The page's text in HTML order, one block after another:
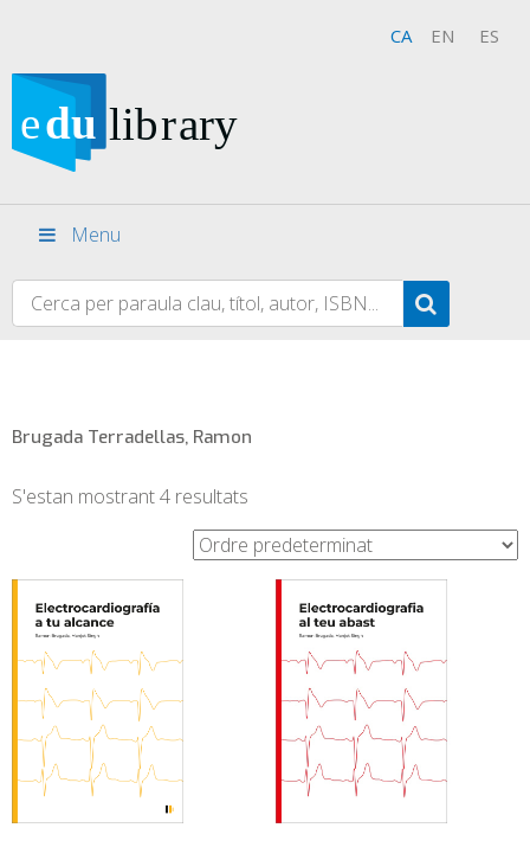
CA EN ES
Menu
Brugada Terradellas, Ramon
S'estan mostrant 4 resultats